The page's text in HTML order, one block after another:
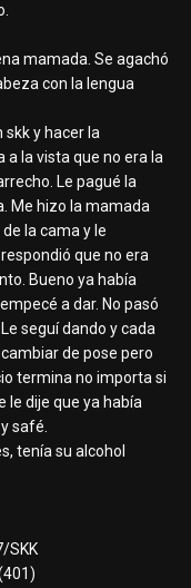
mamada. Se agachó
con la lengua
skk y hacer la
a la vista que no era la
Le pagué la
Me hizo la mamada
la cama y le
que no era
Bueno ya había
a dar. No pasó
seguí dando y cada
de pose pero
termina no importa si
le dije que ya había
safé.
tenía su alcohol
SKK